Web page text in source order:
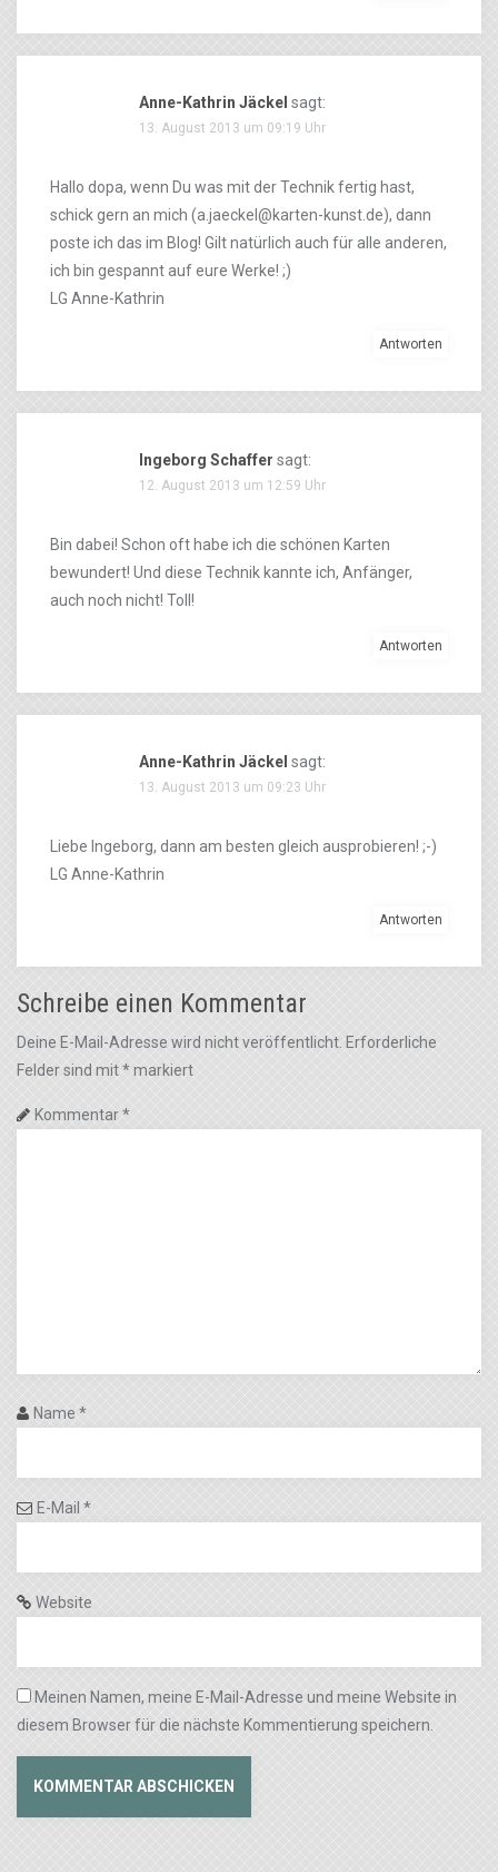
Anne-Kathrin Jäckel sagt:
13. August 2013 um 09:19 Uhr
Hallo dopa, wenn Du was mit der Technik fertig hast,
schick gern an mich (a.jaeckel@karten-kunst.de), dann
poste ich das im Blog! Gilt natürlich auch für alle anderen,
ich bin gespannt auf eure Werke! ;)
LG Anne-Kathrin
Antworten
Ingeborg Schaffer sagt:
12. August 2013 um 12:59 Uhr
Bin dabei! Schon oft habe ich die schönen Karten
bewundert! Und diese Technik kannte ich, Anfänger,
auch noch nicht! Toll!
Antworten
Anne-Kathrin Jäckel sagt:
13. August 2013 um 09:23 Uhr
Liebe Ingeborg, dann am besten gleich ausprobieren! ;-)
LG Anne-Kathrin
Antworten
Schreibe einen Kommentar
Deine E-Mail-Adresse wird nicht veröffentlicht. Erforderliche
Felder sind mit*markiert
Kommentar*
Name *
E-Mail *
Website
Meinen Namen, meine E-Mail-Adresse und meine Website in
diesem Browser für die nächste Kommentierung speichern.